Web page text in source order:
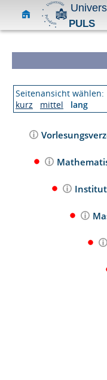
PULS
Seitenansicht wählen:
kurz
mittel lang